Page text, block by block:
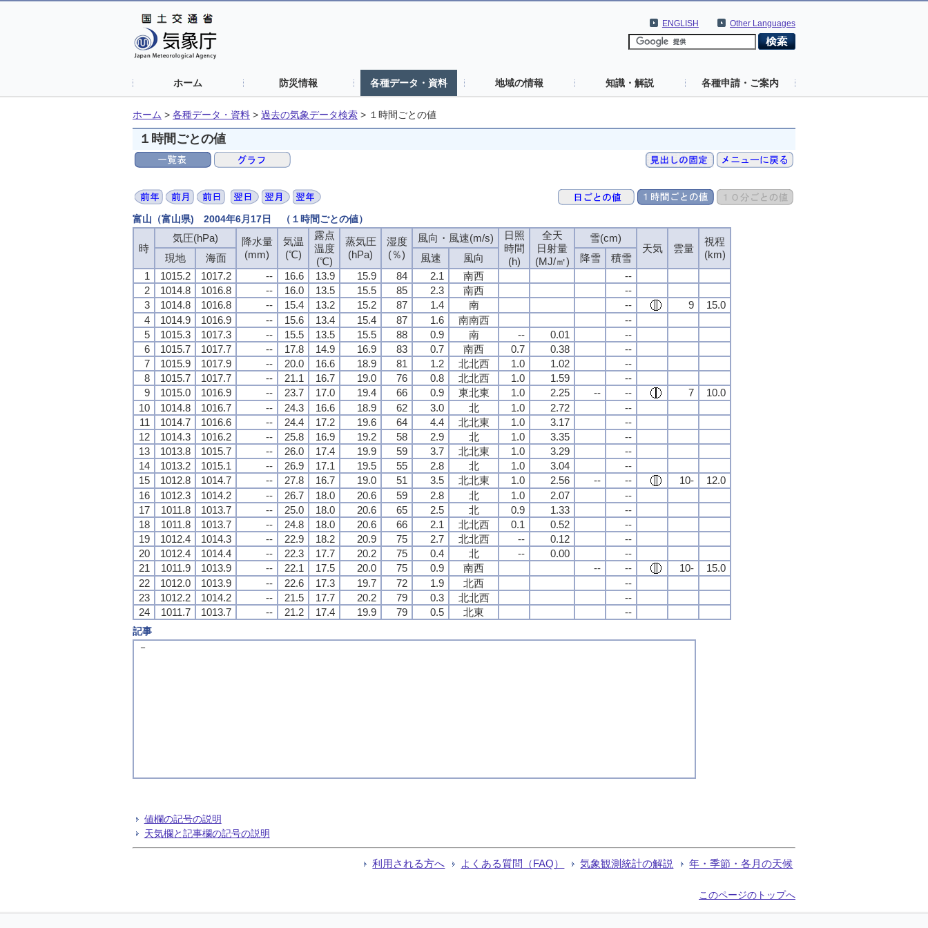
Other Languages
ENGLISH
ホーム 防災情報 各種データ・資料 地域の情報 知識・解説 各種申請・ご案内
ホーム > 各種データ・資料 > 過去の気象データ検索 > １時間ごとの値
１時間ごとの値
富山（富山県) 2004年6月17日 （１時間ごとの値）
時
気圧(hPa)
降水量
(mm)
気温
(℃)
露点
温度
(℃)
蒸気圧
(hPa)
湿度
(％)
風向・風速(m/s)
日照
時間
(h)
全天
日射量
(MJ/㎡)
雪(cm)
天気
雲量
視程
(km)
現地 海面 風速 風向 降雪
積雪
1
1015.2 1017.2 -- 16.6 13.9 15.9 84 2.1 南西
--
2
1014.8 1016.8 -- 16.0 13.5 15.5 85 2.3 南西
--
3
1014.8 1016.8 -- 15.4 13.2 15.2 87 1.4 南 -- 9
15.0
4
1014.9 1016.9 -- 15.6 13.4 15.4 87 1.6 南南西
--
5
1015.3 1017.3 -- 15.5 13.5 15.5 88 0.9 南 -- 0.01
--
6
1015.7 1017.7 -- 17.8 14.9 16.9 83 0.7 南西 0.7 0.38
--
7
1015.9 1017.9 -- 20.0 16.6 18.9 81 1.2 北北西 1.0 1.02
--
8
1015.7 1017.7 -- 21.1 16.7 19.0 76 0.8 北北西 1.0 1.59
--
9
1015.0 1016.9 -- 23.7 17.0 19.4 66 0.9 東北東 1.0 2.25 -- -- 7
10.0
10
1014.8 1016.7 -- 24.3 16.6 18.9 62 3.0 北 1.0 2.72
--
11
1014.7 1016.6 -- 24.4 17.2 19.6 64 4.4 北北東 1.0 3.17
--
12
1014.3 1016.2 -- 25.8 16.9 19.2 58 2.9 北 1.0 3.35
--
13
1013.8 1015.7 -- 26.0 17.4 19.9 59 3.7 北北東 1.0 3.29
--
14
1013.2 1015.1 -- 26.9 17.1 19.5 55 2.8 北 1.0 3.04
--
15
1012.8 1014.7 -- 27.8 16.7 19.0 51 3.5 北北東 1.0 2.56 -- -- 10-
12.0
16
1012.3 1014.2 -- 26.7 18.0 20.6 59 2.8 北 1.0 2.07
--
17
1011.8 1013.7 -- 25.0 18.0 20.6 65 2.5 北 0.9 1.33
--
18
1011.8 1013.7 -- 24.8 18.0 20.6 66 2.1 北北西 0.1 0.52
--
19
1012.4 1014.3 -- 22.9 18.2 20.9 75 2.7 北北西 -- 0.12
--
20
1012.4 1014.4 -- 22.3 17.7 20.2 75 0.4 北 -- 0.00
--
21
1011.9 1013.9 -- 22.1 17.5 20.0 75 0.9 南西 -- -- 10-
15.0
22
1012.0 1013.9 -- 22.6 17.3 19.7 72 1.9 北西
--
23
1012.2 1014.2 -- 21.5 17.7 20.2 79 0.3 北北西
--
24
1011.7 1013.7 -- 21.2 17.4 19.9 79 0.5 北東 --
記事
－
値欄の記号の説明
天気欄と記事欄の記号の説明
利用される方へ よくある質問（FAQ） 気象観測統計の解説 年・季節・各月の天候
このページのトップへ